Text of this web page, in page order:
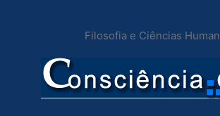
conteúdo
Filosofia e Ciências